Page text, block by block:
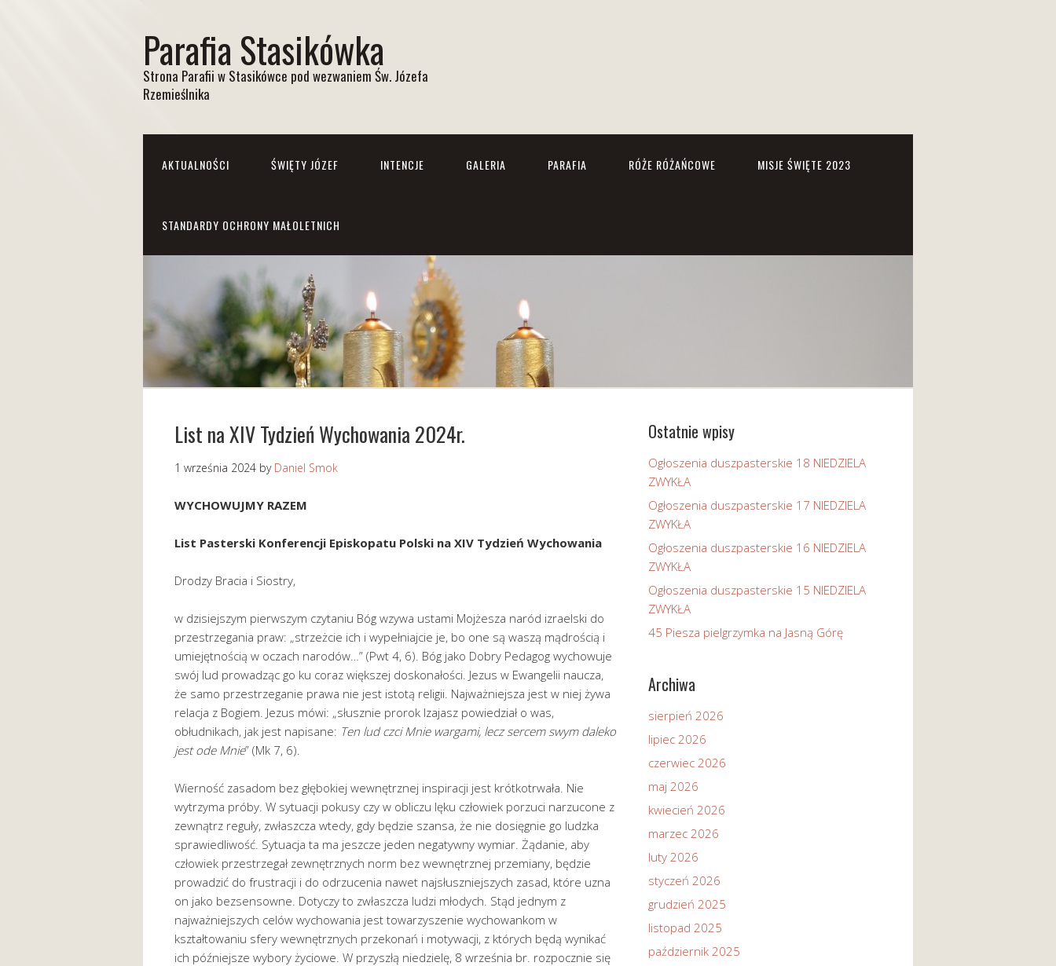
Parafia Stasikówka
Strona Parafii w Stasikówce pod wezwaniem Św. Józefa
Rzemieślnika
AKTUALNOŚCI ŚWIĘTY JÓZEF INTENCJE GALERIA PARAFIA RÓŻE RÓŻAŃCOWE MISJE ŚWIĘTE 2023
STANDARDY OCHRONY MAŁOLETNICH
List na XIV Tydzień Wychowania 2024r.
1 września 2024 by Daniel Smok
WYCHOWUJMY RAZEM
List Pasterski Konferencji Episkopatu Polski na XIV Tydzień Wychowania
Drodzy Bracia i Siostry,
w dzisiejszym pierwszym czytaniu Bóg wzywa ustami Mojżesza naród izraelski do
przestrzegania praw: „strzeżcie ich i wypełniajcie je, bo one są waszą mądrością i
umiejętnością w oczach narodów…” (Pwt 4, 6). Bóg jako Dobry Pedagog wychowuje
swój lud prowadząc go ku coraz większej doskonałości. Jezus w Ewangelii naucza,
że samo przestrzeganie prawa nie jest istotą religii. Najważniejsza jest w niej żywa
relacja z Bogiem. Jezus mówi: „słusznie prorok Izajasz powiedział o was,
obłudnikach, jak jest napisane: Ten lud czci Mnie wargami, lecz sercem swym daleko
jest ode Mnie” (Mk 7, 6).
Wierność zasadom bez głębokiej wewnętrznej inspiracji jest krótkotrwała. Nie
wytrzyma próby. W sytuacji pokusy czy w obliczu lęku człowiek porzuci narzucone z
zewnątrz reguły, zwłaszcza wtedy, gdy będzie szansa, że nie dosięgnie go ludzka
sprawiedliwość. Sytuacja ta ma jeszcze jeden negatywny wymiar. Żądanie, aby
człowiek przestrzegał zewnętrznych norm bez wewnętrznej przemiany, będzie
prowadzić do frustracji i do odrzucenia nawet najsłuszniejszych zasad, które uzna
on jako bezsensowne. Dotyczy to zwłaszcza ludzi młodych. Stąd jednym z
najważniejszych celów wychowania jest towarzyszenie wychowankom w
kształtowaniu sfery wewnętrznych przekonań i motywacji, z których będą wynikać
ich późniejsze wybory życiowe. W przyszłą niedzielę, 8 września br. rozpocznie się
Ostatnie wpisy
Ogłoszenia duszpasterskie 18 NIEDZIELA
ZWYKŁA
Ogłoszenia duszpasterskie 17 NIEDZIELA
ZWYKŁA
Ogłoszenia duszpasterskie 16 NIEDZIELA
ZWYKŁA
Ogłoszenia duszpasterskie 15 NIEDZIELA
ZWYKŁA
45 Piesza pielgrzymka na Jasną Górę
Archiwa
sierpień 2026
lipiec 2026
czerwiec 2026
maj 2026
kwiecień 2026
marzec 2026
luty 2026
styczeń 2026
grudzień 2025
listopad 2025
październik 2025